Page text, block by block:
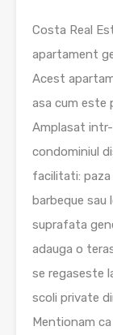
Costa Real
apartament
Acest
asa cum este
Amplasat
condominiul
facilitati:
barbeque sau
suprafata
adauga o
se regaseste
scoli private
Mentionam